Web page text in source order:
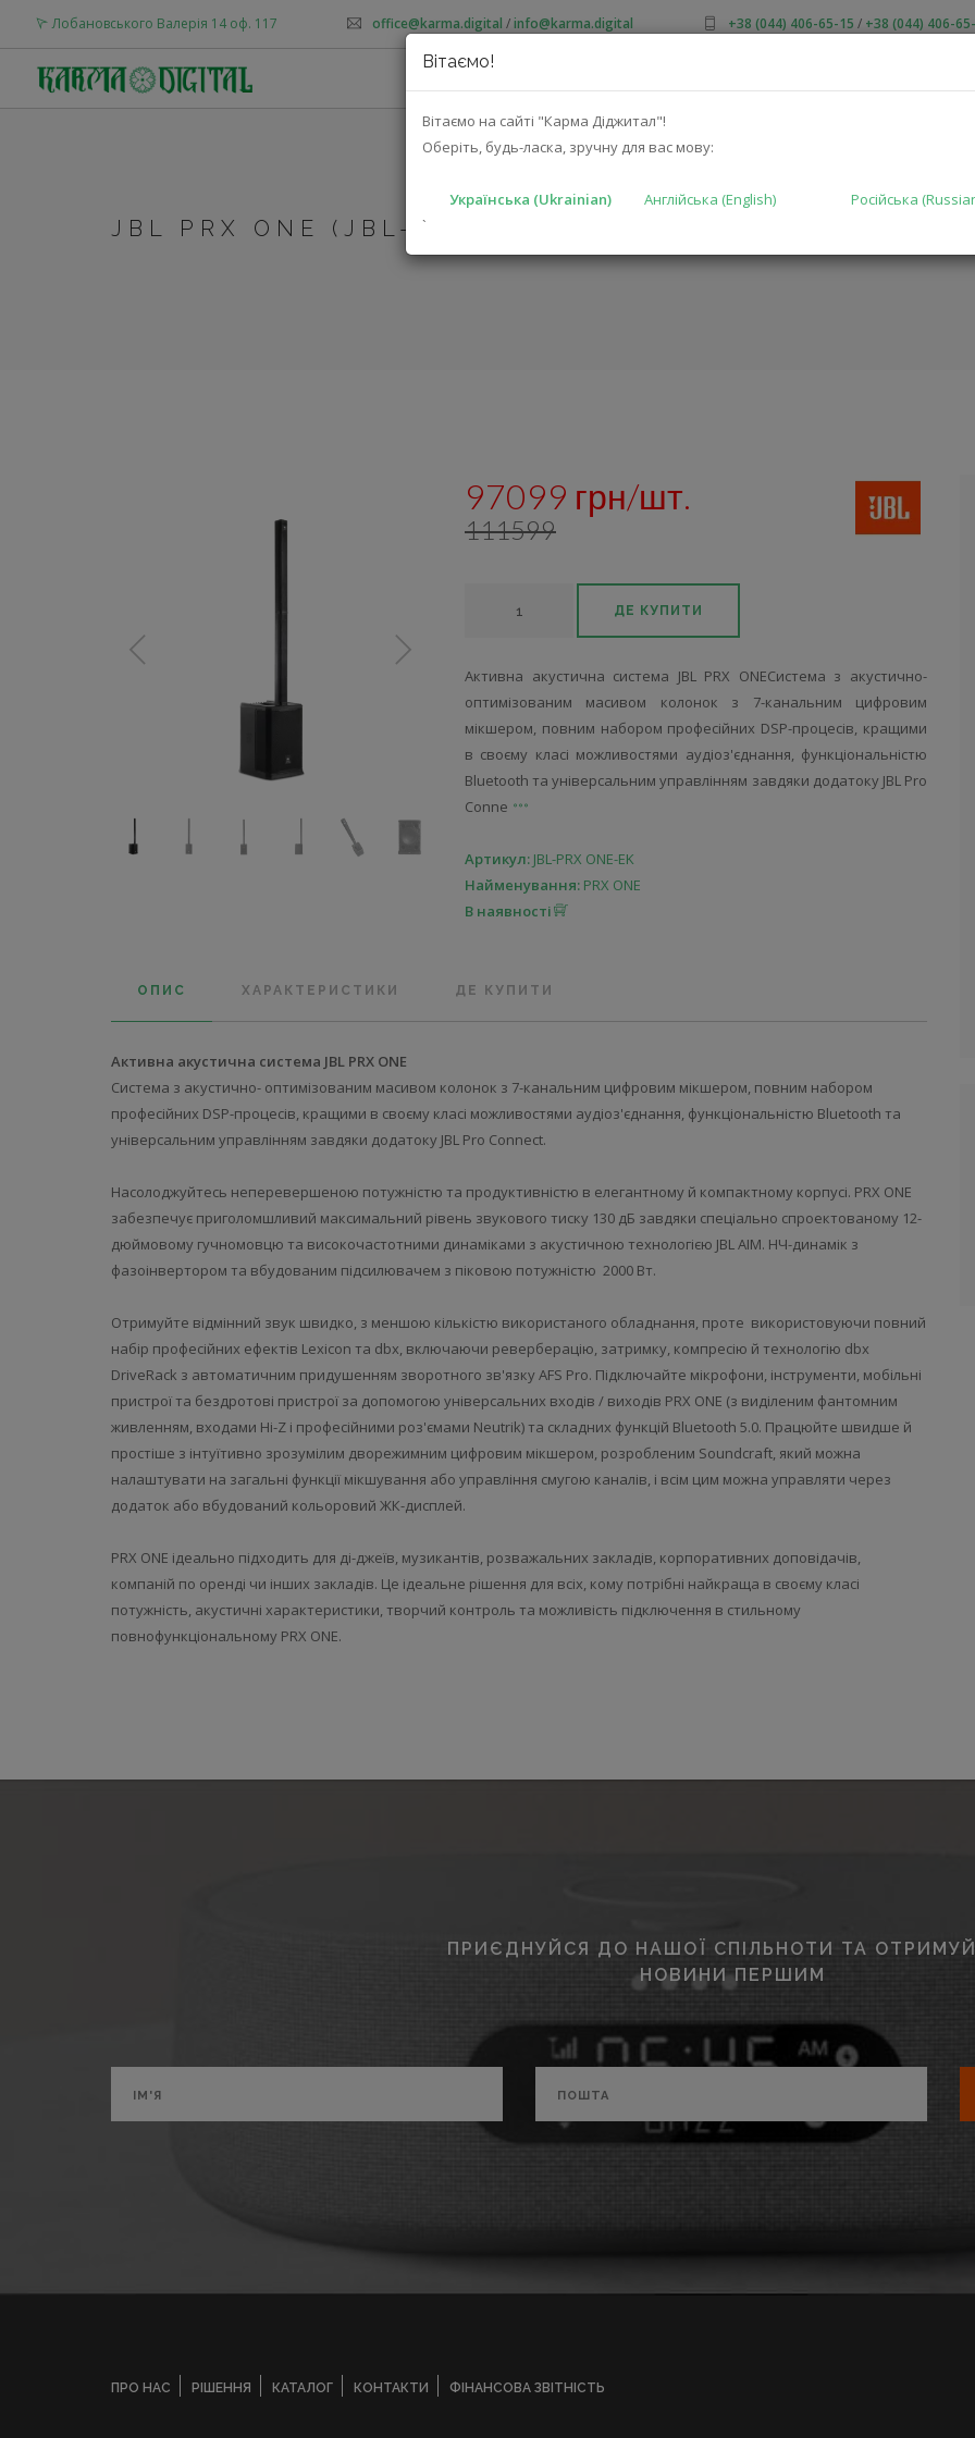
Вітаємо!
Вітаємо на сайті "Карма Діджитал"!
Оберіть, будь-ласка, зручну для вас мову:
Українська (Ukrainian) Англійська (English)
Російська
`
Лобановського Валерія 14 оф. 117 office@karma.digital /info@karma.digital +38 (044) 406-65-15 / +38 (044) 406-
JBL PRX ONE (JBL-PRX ONE-EK)
97099 грн/шт.
111599
ДЕ КУПИТИ
Активна акустична система JBL PRX ONEСистема з акустично-
оптимізованим масивом колонок з 7-канальним цифровим
мікшером, повним набором професійних DSP-процесів, кращими
в своєму класі можливостями аудіоз'єднання, функціональністю
Bluetooth та універсальним управлінням завдяки додатоку JBL Pro
Conne
Артикул: JBL-PRX ONE-EK
Найменування: PRX ONE
В наявності
ОПИС ХАРАКТЕРИСТИКИ ДЕ КУПИТИ
Активна акустична система JBL PRX ONE
Система з акустично- оптимізованим масивом колонок з 7-канальним цифровим мікшером, повним набором
професійних DSP-процесів, кращими в своєму класі можливостями аудіоз'єднання, функціональністю Bluetooth та
універсальним управлінням завдяки додатоку JBL Pro Connect.
Насолоджуйтесь неперевершеною потужністю та продуктивністю в елегантному й компактному корпусі. PRX ONE
забезпечує приголомшливий максимальний рівень звукового тиску 130 дБ завдяки спеціально спроектованому 12-
дюймовому гучномовцю та високочастотними динаміками з акустичною технологією JBL AIM. НЧ-динамік з
фазоінвертором та вбудованим підсилювачем з піковою потужністю 2000 Вт.
Отримуйте відмінний звук швидко, з меншою кількістю використаного обладнання, проте використовуючи повний
набір професійних ефектів Lexicon та dbx, включаючи реверберацію, затримку, компресію й технологію dbx
DriveRack з автоматичним придушенням зворотного зв'язку AFS Pro. Підключайте мікрофони, інструменти, мобільні
пристрої та бездротові пристрої за допомогою універсальних входів / виходів PRX ONE (з виділеним фантомним
живленням, входами Hi-Z і професійними роз'ємами Neutrik) та складних функцій Bluetooth 5.0. Працюйте швидше й
простіше з інтуїтивно зрозумілим дворежимним цифровим мікшером, розробленим Soundcraft, який можна
налаштувати на загальні функції мікшування або управління смугою каналів, і всім цим можна управляти через
додаток або вбудований кольоровий ЖК-дисплей.
PRX ONE ідеально підходить для ді-джеїв, музикантів, розважальних закладів, корпоративних доповідачів,
компаній по оренді чи інших закладів. Це ідеальне рішення для всіх, кому потрібні найкраща в своєму класі
потужність, акустичні характеристики, творчий контроль та можливість підключення в стильному
повнофункціональному PRX ONE.
ПРИЄДНУЙСЯ ДО НАШОЇ СПІЛЬНОТИ ТА ОТРИМУЙ
НОВИНИ ПЕРШИМ
ПРО НАС РІШЕННЯ КАТАЛОГ КОНТАКТИ ФІНАНСОВА ЗВІТНІСТЬ